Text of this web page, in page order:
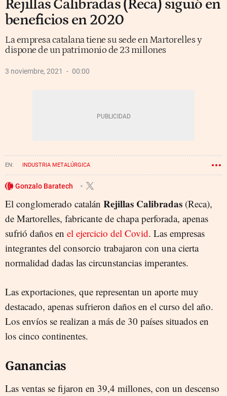
Rejillas Calibradas (Reca) siguió en
beneficios en 2020
La empresa catalana tiene su sede en Martorelles y
dispone de un patrimonio de 23 millones
3 noviembre, 2021 00:00
INDUSTRIA METALÚRGICA
Gonzalo Baratech
El conglomerado catalán Rejillas Calibradas (Reca),
de Martorelles, fabricante de chapa perforada, apenas
sufrió daños en el ejercicio del Covid. Las empresas
integrantes del consorcio trabajaron con una cierta
normalidad dadas las circunstancias imperantes.
Las exportaciones, que representan un aporte muy
destacado, apenas sufrieron daños en el curso del año.
Los envíos se realizan a más de 30 países situados en
los cinco continentes.
Ganancias
Las ventas se fijaron en 39,4 millones, con un descenso